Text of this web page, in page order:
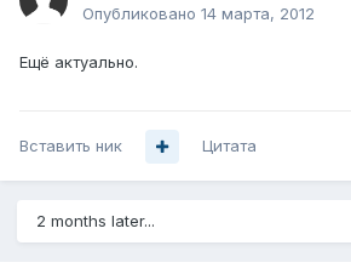
Опубликовано 14 марта, 2012
Ещё актуально.
Вставить ник Цитата
2 months later...